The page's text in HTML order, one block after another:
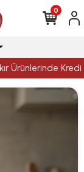
Ürünlerinde Kredi
0